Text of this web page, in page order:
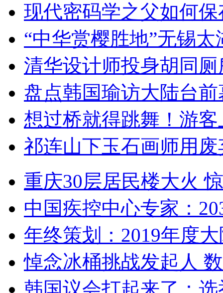
现代密码学之父如何
“中华赏樱胜地”无锡
清华设计师投身胡同
盘点韩国瑜访大陆台
想过桥就得跳舞！游客
祁连山下玉石画师用
重庆30层居民楼大火
中国疾控中心专家：
年终策划：2019年度
悼念冰桶挑战发起人
韩国议会打起来了：